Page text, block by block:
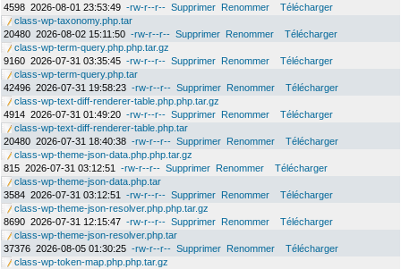
4598 2026-08-01 23:53:49 -rw-r--r-- Supprimer Renommer
Télécharger
class-wp-taxonomy.php.tar
20480 2026-08-02 15:11:50 -rw-r--r-- Supprimer Renommer
Télécharger
class-wp-term-query.php.php.tar.gz
9160 2026-07-31 03:35:45 -rw-r--r-- Supprimer Renommer
Télécharger
class-wp-term-query.php.tar
42496 2026-07-31 19:58:23 -rw-r--r-- Supprimer Renommer
Télécharger
class-wp-text-diff-renderer-table.php.php.tar.gz
4914 2026-07-31 01:49:20 -rw-r--r-- Supprimer Renommer
Télécharger
class-wp-text-diff-renderer-table.php.tar
20480 2026-07-31 18:40:38 -rw-r--r-- Supprimer Renommer
Télécharger
class-wp-theme-json-data.php.php.tar.gz
815 2026-07-31 03:12:51 -rw-r--r-- Supprimer Renommer
Télécharger
class-wp-theme-json-data.php.tar
3584 2026-07-31 03:12:51 -rw-r--r-- Supprimer Renommer
Télécharger
class-wp-theme-json-resolver.php.php.tar.gz
8690 2026-07-31 12:15:47 -rw-r--r-- Supprimer Renommer
Télécharger
class-wp-theme-json-resolver.php.tar
37376 2026-08-05 01:30:25 -rw-r--r-- Supprimer Renommer
Télécharger
class-wp-token-map.php.php.tar.gz